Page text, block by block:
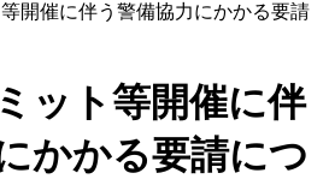
開催に伴う警備協力にかかる要請
ット等開催に伴
かかる要請につ